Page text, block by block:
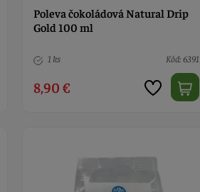
Poleva čokoládová Natural Drip
Gold 100 ml
1 ks Kód: 6391
8,90 €